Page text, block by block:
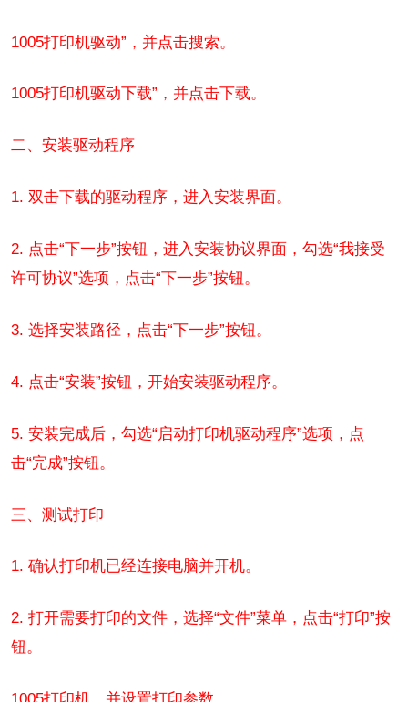
1005打印机驱动”，并点击搜索。
1005打印机驱动下载”，并点击下载。
二、安装驱动程序
1. 双击下载的驱动程序，进入安装界面。
2. 点击“下一步”按钮，进入安装协议界面，勾选“我接受
许可协议”选项，点击“下一步”按钮。
3. 选择安装路径，点击“下一步”按钮。
4. 点击“安装”按钮，开始安装驱动程序。
5. 安装完成后，勾选“启动打印机驱动程序”选项，点
击“完成”按钮。
三、测试打印
1. 确认打印机已经连接电脑并开机。
2. 打开需要打印的文件，选择“文件”菜单，点击“打印”按
钮。